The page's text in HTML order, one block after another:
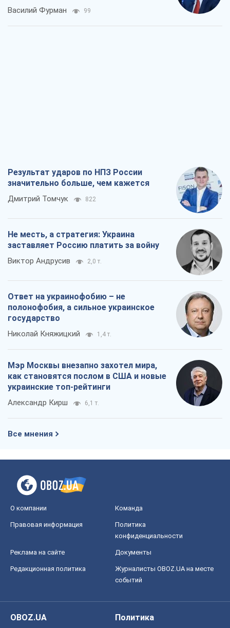
Василий Фурман 99
Результат ударов по НПЗ России
значительно больше, чем кажется
Дмитрий Томчук 822
Не месть, а стратегия: Украина
заставляет Россию платить за войну
Виктор Андрусив 2,0 т.
Ответ на украинофобию – не
полонофобия, а сильное украинское
государство
Николай Княжицкий 1,4 т.
Мэр Москвы внезапно захотел мира,
как становятся послом в США и новые
украинские топ-рейтинги
Александр Кирш 6,1 т.
Все мнения
О компании Команда
Правовая информация
Политика
конфиденциальности
Реклама на сайте Документы
Редакционная политика
Журналисты OBOZ.UA на месте
событий
OBOZ.UA
Политика